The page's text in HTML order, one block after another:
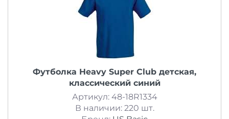
Футболка Heavy Super Club детская,
классический синий
Артикул: 48-18R1334
В наличии: 220 шт.